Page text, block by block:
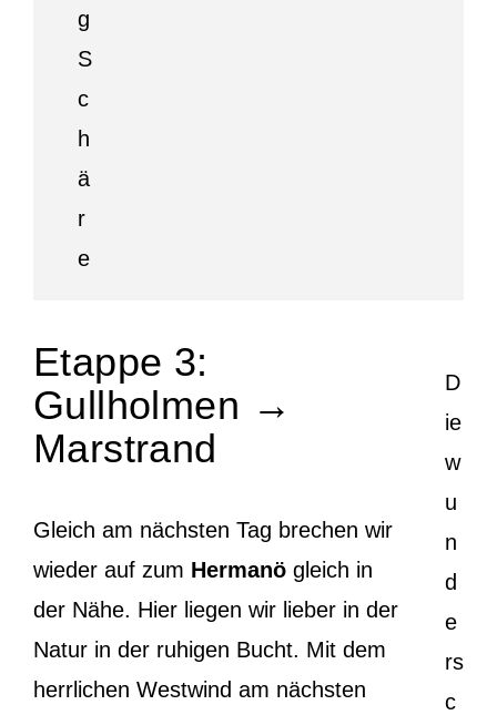
D
ie
w
u
n
d
e
rs
c
Etappe 3:
Gullholmen →
Marstrand
Gleich am nächsten Tag brechen wir
wieder auf zum Hermanögleich in
der Nähe. Hier liegen wir lieber in der
Natur in der ruhigen Bucht. Mit dem
herrlichen Westwind am nächsten